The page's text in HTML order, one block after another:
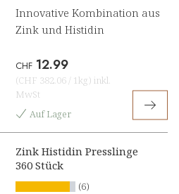
Innovative Kombination aus
Zink und Histidin
CHF 12.99
(CHF 382.06 / 1kg) inkl.
MwSt
Auf Lager
Zink Histidin Presslinge
360 Stück
(6)